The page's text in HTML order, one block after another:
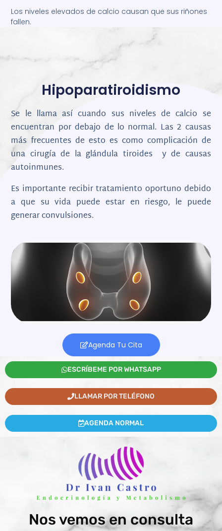
Los niveles elevados de calcio causan que sus riñones
fallen.
Hipoparatiroidismo
Se le llama así cuando sus niveles de calcio se
encuentran por debajo de lo normal. Las 2 causas
más frecuentes de esto es como complicación de
una cirugía de la glándula tiroides y de causas
autoinmunes.
Es importante recibir tratamiento oportuno debido
a que su vida puede estar en riesgo, le puede
generar convulsiones.
Agenda Tu Cita
ESCRÍBEME POR WHATSAPP
LLAMAR POR TELÉFONO
AGENDA NORMAL
Nos vemos en consulta